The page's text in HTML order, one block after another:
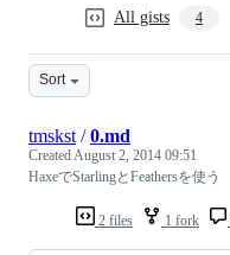
All gists 4
Sort
2 files 1 fork
tmskst /0.md
CreatedAugust 2, 2014 09:51
HaxeでStarlingとFeathersを使う